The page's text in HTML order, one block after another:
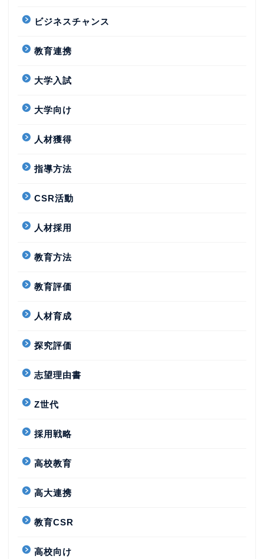
ビジネスチャンス
教育連携
大学入試
大学向け
人材獲得
指導方法
CSR活動
人材採用
教育方法
教育評価
人材育成
探究評価
志望理由書
Z世代
採用戦略
高校教育
高大連携
教育CSR
高校向け